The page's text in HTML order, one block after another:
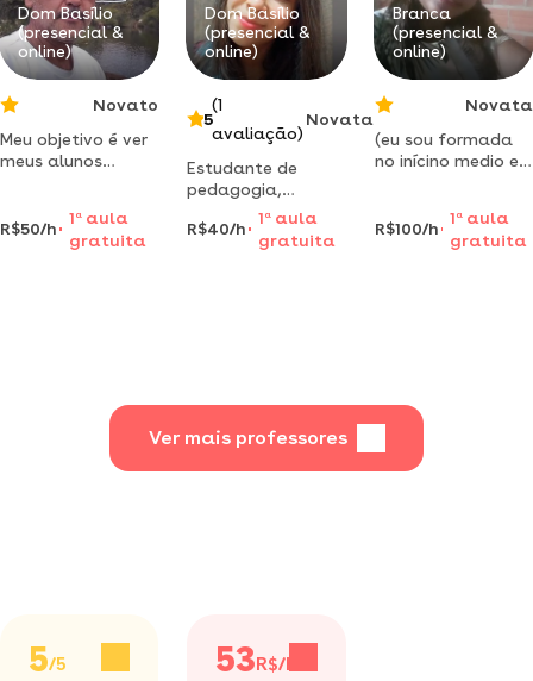
portuguesa com
foco em
linguagem.
hinos
congregacionais.
Dom Basílio
(presencial &
online)
Novato
Meu objetivo é ver
meus alunos
estímulo à
confiança,
R$50/h
1 aaula
gratuita
Dom Basílio
(presencial &
online)
5
(1
avaliação)
Novata
Estudante de
pedagogia,
disposta a te
ajudar e auxiliar !
cheia de carinho.
R$40/h
1 a aula
gratuita
Branca
(presencial &
online)
Novata
(eu sou formada
no inícino medio eu
silva souza de
R$100/h
1 a aula
gratuita
Ver mais professores
5/5 53R$/h